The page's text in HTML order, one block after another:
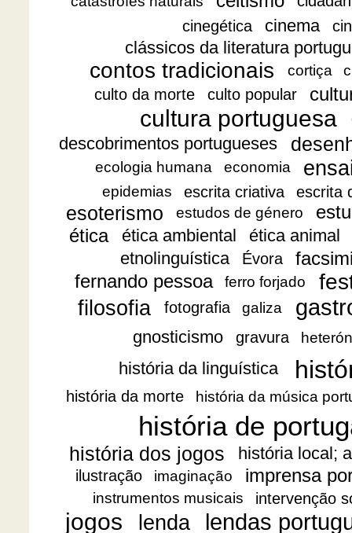
cinegética
cinema
clássicos da literatura
contos tradicionais cortiça
culto da morte culto popular
cultura portuguesa
descobrimentos portugueses
ecologia humana economia
epidemias escrita criativa escrita
esoterismo estudos de género
ética
ética ambiental
ética animal
etnolinguística
Évora
fernando pessoa
ferro forjado
filosofia
fotografia galiza
gnosticismo gravura
história da linguística
história da morte história da música
história de
história dos jogos história local;
ilustração imaginação imprensa
instrumentos musicais intervenção
jogos lenda lendas